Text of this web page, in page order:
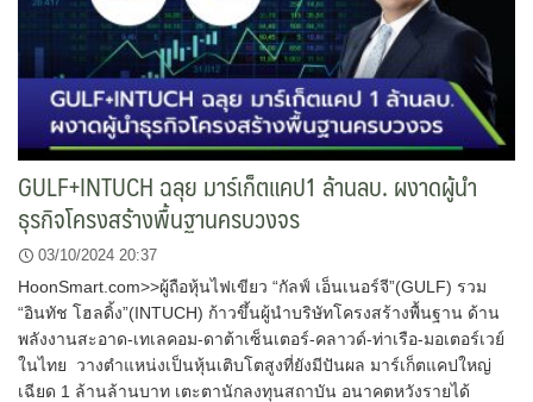
GULF+INTUCH ฉลุย มาร์เก็ตแคป1 ล้านลบ. ผงาดผู้นำ
ธุรกิจโครงสร้างพื้นฐานครบวงจร
03/10/2024 20:37
HoonSmart.com>>ผู้ถือหุ้นไฟเขียว “กัลฟ์ เอ็นเนอร์จี”(GULF) รวม
“อินทัช โฮลดิ้ง”(INTUCH) ก้าวขึ้นผู้นำบริษัทโครงสร้างพื้นฐาน ด้าน
พลังงานสะอาด-เทเลคอม-ดาต้าเซ็นเตอร์-คลาวด์-ท่าเรือ-มอเตอร์เวย์
ในไทย วางตำแหน่งเป็นหุ้นเติบโตสูงที่ยังมีปันผล มาร์เก็ตแคปใหญ่
เฉียด 1 ล้านล้านบาท เตะตานักลงทุนสถาบัน อนาคตหวังรายได้